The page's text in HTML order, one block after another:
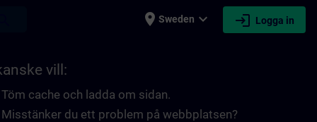
place Sweden expand_more login Logga in
vill:
Töm cache och ladda om sidan.
Misstänker du ett problem på webbplatsen?